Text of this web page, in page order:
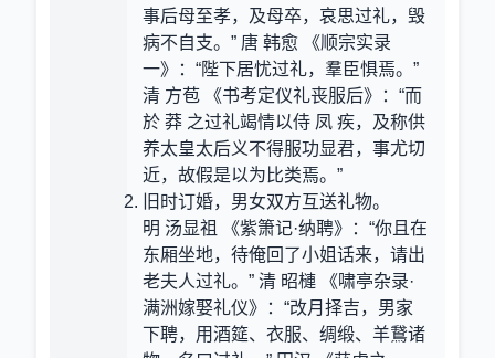
事后母至孝，及母卒，哀思过礼，毁
病不自支。” 唐 韩愈 《顺宗实录
一》：“陛下居忧过礼，羣臣惧焉。”
清 方苞 《书考定仪礼丧服后》：“而
於 莽 之过礼竭情以侍 凤 疾，及称供
养太皇太后义不得服功显君，事尤切
近，故假是以为比类焉。”
旧时订婚，男女双方互送礼物。
明 汤显祖 《紫箫记·纳聘》：“你且在
东厢坐地，待俺回了小姐话来，请出
老夫人过礼。” 清 昭槤 《啸亭杂录·
满洲嫁娶礼仪》：“改月择吉，男家
下聘，用酒筵、衣服、绸缎、羊鵞诸